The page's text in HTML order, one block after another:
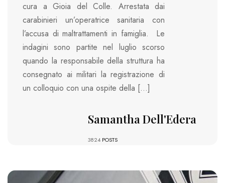
cura a Gioia del Colle. Arrestata dai
carabinieri un’operatrice sanitaria con
l’accusa di maltrattamenti in famiglia. Le
indagini sono partite nel luglio scorso
quando la responsabile della struttura ha
consegnato ai militari la registrazione di
un colloquio con una ospite della […]
Samantha Dell'Edera
3824 POSTS